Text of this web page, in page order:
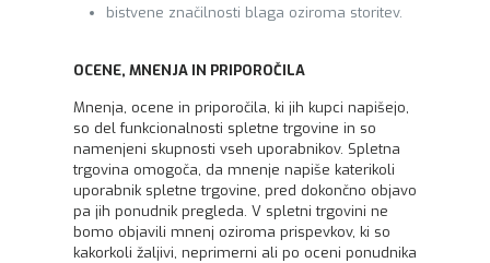
bistvene značilnosti blaga oziroma storitev.
OCENE, MNENJA IN PRIPOROČILA
Mnenja, ocene in priporočila, ki jih kupci napišejo,
so del funkcionalnosti spletne trgovine in so
namenjeni skupnosti vseh uporabnikov. Spletna
trgovina omogoča, da mnenje napiše katerikoli
uporabnik spletne trgovine, pred dokončno objavo
pa jih ponudnik pregleda. V spletni trgovini ne
bomo objavili mnenj oziroma prispevkov, ki so
kakorkoli žaljivi, neprimerni ali po oceni ponudnika